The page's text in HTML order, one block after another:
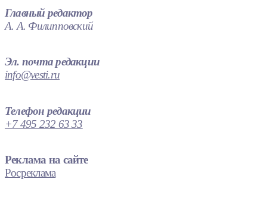
Главный редактор
А. А. Филипповский
Эл. почта редакции
info@vesti.ru
Телефон редакции
+7 495 232 63 33
Реклама на сайте
Росреклама